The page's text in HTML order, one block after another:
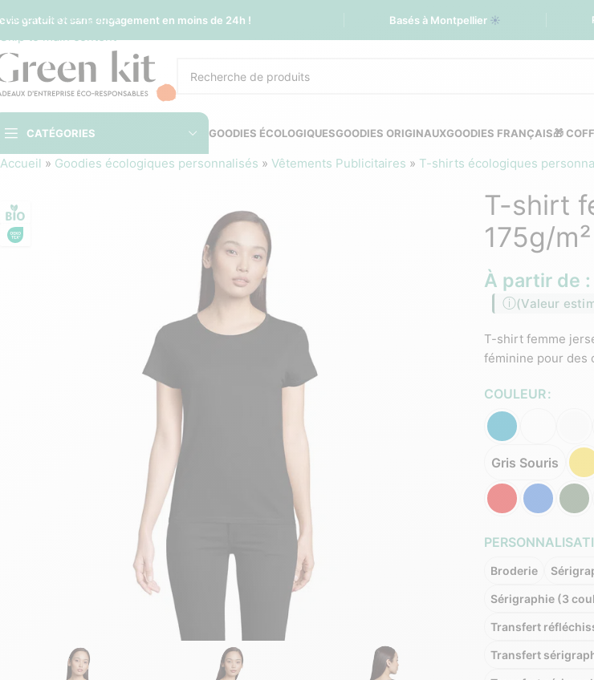
Sauter à la navigation
Skip to main content
gratuit et sans engagement en moins de 24h ! Basés à Montpellier ☀️
CATÉGORIES GOODIES ÉCOLOGIQUESGOODIES ORIGINAUXGOODIES FRANÇAIS🎁
Accueil » Goodies écologiques personnalisés » Vêtements Publicitaires » T-shirts écologiques
T-shirt
175g/m²
À partir de :
(Valeur
T-shirt femme
féminine pour des
COULEUR
Gris Souris
Broderie
Sérigraphie (3
Transfert
Transfert